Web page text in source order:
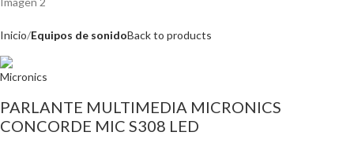
Inicio Equipos de sonidoBack to products
PARLANTE MULTIMEDIA MICRONICS
CONCORDE MIC S308 LED